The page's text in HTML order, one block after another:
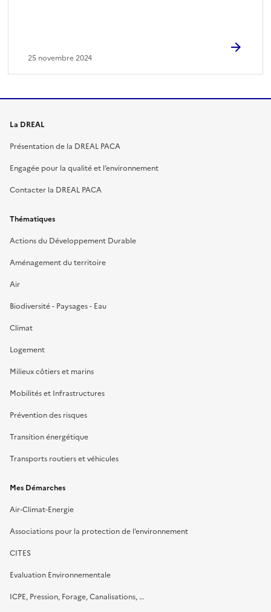
25 novembre 2024
La DREAL
Présentation de la DREAL PACA
Engagée pour la qualité et l’environnement
Contacter la DREAL PACA
Thématiques
Actions du Développement Durable
Aménagement du territoire
Air
Biodiversité - Paysages - Eau
Climat
Logement
Milieux côtiers et marins
Mobilités et Infrastructures
Prévention des risques
Transition énergétique
Transports routiers et véhicules
Mes Démarches
Air-Climat-Energie
Associations pour la protection de l’environnement
CITES
Evaluation Environnementale
ICPE, Pression, Forage, Canalisations, …